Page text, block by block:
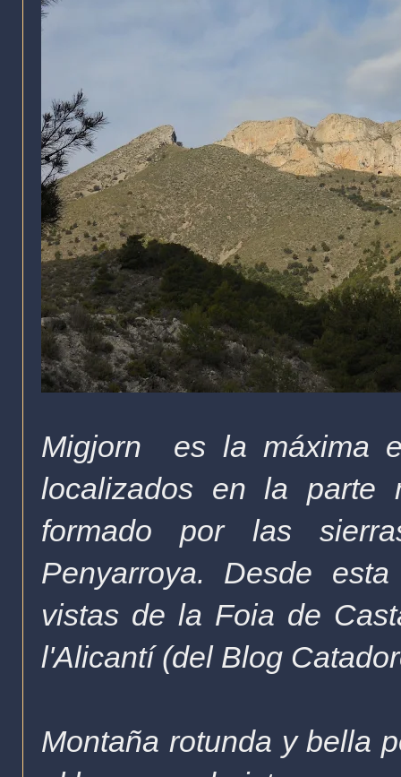
Migjorn es la máxima
localizados en la parte
formado por las
Penyarroya. Desde
vistas de la Foia de
l'Alicantí (del Blog
Montaña rotunda y bella